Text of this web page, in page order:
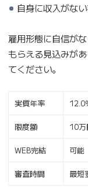
自身に収入がな
雇用形態に自信が
もらえる見込みが
てください。
実質年率 12.0
限度額 10万
WEB完結 可能
審査時間 最短